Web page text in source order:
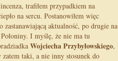
trafiłem przypadkiem na
na sercu. Postanowiłem więc
aktualność, po drugie na
I myślę, że nie ma tu
Wojciecha Przybyłowskiego,
taki, a nie inny stosunek do